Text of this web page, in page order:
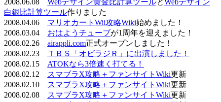
白銀比計算ツール作りました
2008.04.06 マリオカートWii攻略Wiki始めました！
2008.03.04 おはようチューブが1周年を迎えました！
2008.02.26 airappli.com正式オープンしました！
2008.02.23
ＴＢＳ「オビラジＲ」に出演しました！
2008.02.15 ATOKなら3倍速く打てる！
2008.02.12
スマブラX攻略＋ファンサイトWiki更新
2008.02.10
スマブラX攻略＋ファンサイトWiki更新
2008.02.08
スマブラX攻略＋ファンサイトWiki更新